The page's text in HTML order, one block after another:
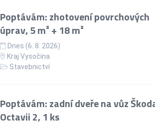
Poptávám: zhotovení povrchových
úprav, 5 m² + 18 m²
Dnes (6. 8. 2026)
Kraj Vysočina
Stavebnictví
Poptávám: zadní dveře na vůz
Octavii 2, 1 ks